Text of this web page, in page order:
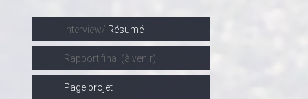
Interview/ Résumé
Rapport final (à venir)
Page projet